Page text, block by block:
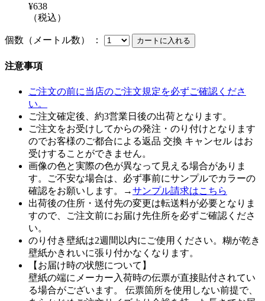
¥638
（税込）
個数（メートル数） ：
注意事項
ご注文の前に当店のご注文規定を必ずご確認くださ
い。
ご注文確定後、約3営業日後の出荷となります。
ご注文をお受けしてからの発注・のり付けとなります
のでお客様のご都合による返品 交換 キャンセル はお
受けすることができません。
画像の色と実際の色が異なって見える場合がありま
す。ご不安な場合は、必ず事前にサンプルでカラーの
確認をお願いします。→サンプル請求はこちら
出荷後の住所・送付先の変更は転送料が必要となりま
すので、ご注文前にお届け先住所を必ずご確認くださ
い。
のり付き壁紙は2週間以内にご使用ください。糊が乾き
壁紙かきれいに張り付かなくなります。
【お届け時の状態について】
壁紙の端にメーカー入荷時の伝票が直接貼付されてい
る場合がございます。 伝票箇所を使用しない前提で、